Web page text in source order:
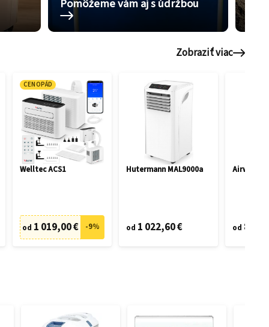
Pomôžeme vám aj s údržbou
Zobraziť viac
CENOPÁD
Welltec ACS1
od 1 019,00 € -9%
Hutermann MAL9000a
od 1 022,60 €
Airwell
od